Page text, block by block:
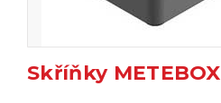
Skříňky METEBOX